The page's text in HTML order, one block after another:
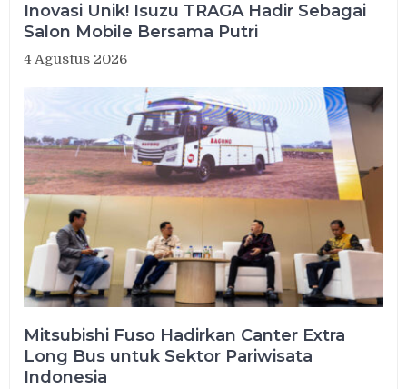
Inovasi Unik! Isuzu TRAGA Hadir Sebagai
Salon Mobile Bersama Putri
4 Agustus 2026
Mitsubishi Fuso Hadirkan Canter Extra
Long Bus untuk Sektor Pariwisata
Indonesia